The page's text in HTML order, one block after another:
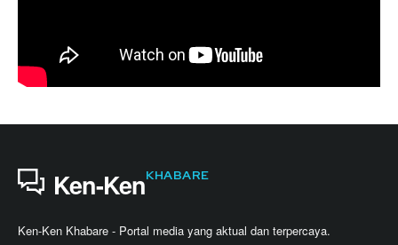
Ken-KenKHABARE
Ken-Ken Khabare - Portal media yang aktual dan terpercaya.